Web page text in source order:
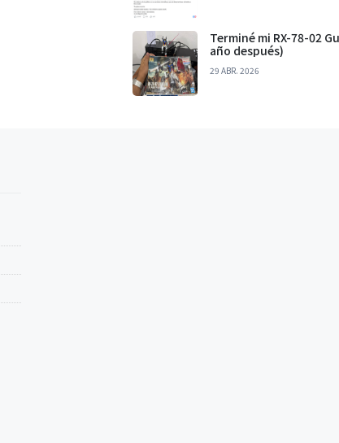
Terminé mi RX-78-02
año después)
29 ABR. 2026